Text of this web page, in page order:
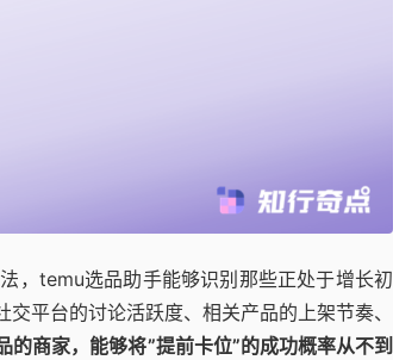
，temu选品助手能够识别那些正处于增长初
平台的讨论活跃度、相关产品的上架节奏、
的商家，能够将”提前卡位”的成功概率从不到